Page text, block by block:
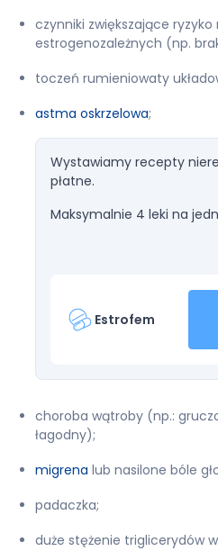
czynniki zwiększające
estrogenozależnych (np.
toczeń rumieniowaty
astma oskrzelowa;
Wystawiamy recepty
płatne.
Maksymalnie 4 leki na
Estrofem
choroba wątroby (np.:
łagodny);
migrena lub nasilone bóle
padaczka;
duże stężenie triglicerydów